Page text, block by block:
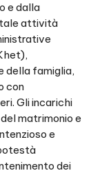
e dalla
attività
della famiglia,
con
Gli incarichi
matrimonio e
e
dei